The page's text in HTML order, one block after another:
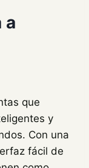
a
que
y
Con una
fácil de